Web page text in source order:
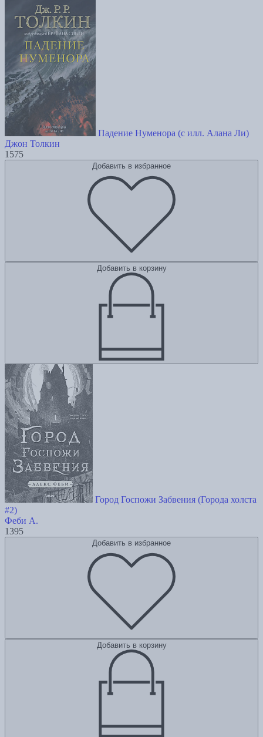
Падение Нуменора (с илл. Алана Ли)
Джон Толкин
1575
Добавить в избранное
Добавить в корзину
Город Госпожи Забвения (Города холста
#2)
Феби А.
1395
Добавить в избранное
Добавить в корзину